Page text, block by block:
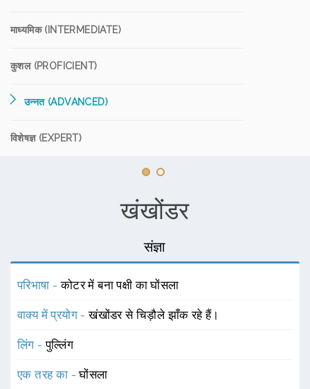
माध्यमिक (INTERMEDIATE)
कुशल (PROFICIENT)
उन्नत (ADVANCED)
विशेषज्ञ (EXPERT)
खंखोंडर
संज्ञा
परिभाषा -कोटर में बना पक्षी का घोंसला
वाक्य में प्रयोग -खंखोंडर से चिड़ौले झाँक रहे हैं।
लिंग -पुल्लिंग
एक तरह का -घोंसला